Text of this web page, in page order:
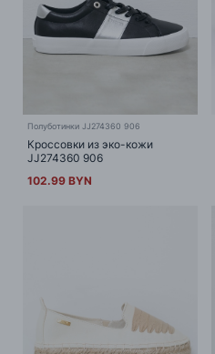
Полуботинки JJ274360 906
Кроссовки из эко-кожи
JJ274360 906
102.99 BYN